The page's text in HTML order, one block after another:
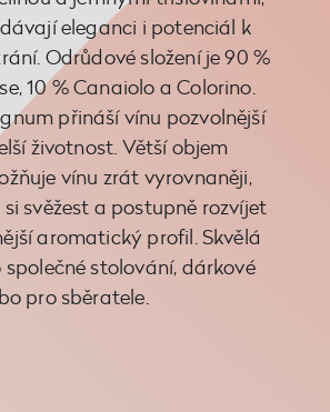
eleganci i potenciál k
Odrůdové složení je 90 %
10 % Canaiolo a Colorino.
přináší vínu pozvolnější
životnost. Větší objem
vínu zrát vyrovnaněji,
svěžest a postupně rozvíjet
aromatický profil. Skvělá
stolování, dárkové
pro sběratele.